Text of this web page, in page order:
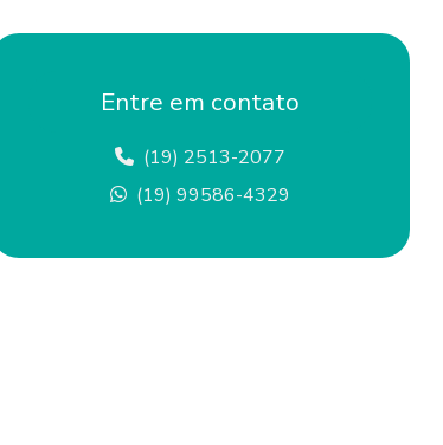
Lentes esclerais campinas
Lentes esclerais coloridas
Lentes esclerais custo
Entre em contato
(19) 2513-2077
(19) 99586-4329